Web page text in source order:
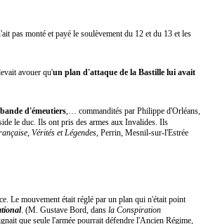
pas monté et payé le soulèvement du 12 et du 13 et les
avouer qu'un plan d'attaque de la Bastille lui avait
d'émeutiers ,… commandités par Philippe d'Orléans,
le duc. Ils ont pris des armes aux Invalides. Ils
Vérités et Légendes , Perrin, Mesnil-sur-l'Estrée
Le mouvement était réglé par un plan qui n'était point
. (M. Gustave Bord, dansla Conspiration
que seule l'armée pourrait défendre l'Ancien Régime,